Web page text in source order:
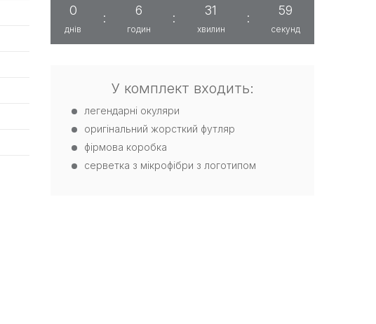
0
днів
:
6
годин
:
31
хвилин
:
59
секунд
У комплект входить:
легендарні окуляри
оригінальний жорсткий футляр
фірмова коробка
серветка з мікрофібри з логотипом